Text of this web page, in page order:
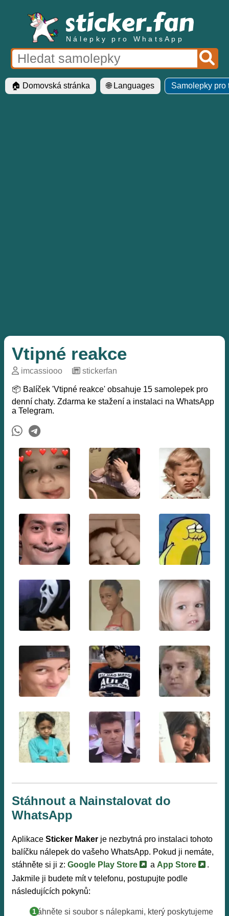
Nálepky pro WhatsApp
🏠 Domovská stránka 🌐 Languages Samolepky pro
Vtipné reakce
imcassiooo stickerfan
📦 Balíček 'Vtipné reakce' obsahuje 15 samolepek pro
denní chaty. Zdarma ke stažení a instalaci na WhatsApp
a Telegram.
Stáhnout a Nainstalovat do
WhatsApp
Aplikace Sticker Maker je nezbytná pro instalaci tohoto
balíčku nálepek do vašeho WhatsApp. Pokud ji nemáte,
stáhněte si ji z: Google Play Store a App Store
.
Jakmile ji budete mít v telefonu, postupujte podle
následujících pokynů:
Stáhněte si soubor s nálepkami, který poskytujeme